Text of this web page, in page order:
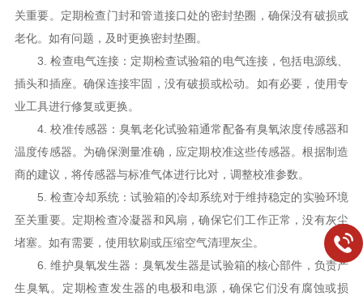
关重要。定期检查门封和管道接口处的密封垫圈，确保没有破损或
老化。如有问题，及时更换密封垫圈。
3. 检查电气连接：定期检查试验箱的电气连接，包括电源线、
插头和插座。确保连接牢固，没有破损或松动。如有必要，使用专
业工具进行修复或更换。
4. 校准传感器：臭氧老化试验箱通常配备有臭氧浓度传感器和
温度传感器。为确保测量准确，应定期校准这些传感器。根据制造
商的建议，将传感器与标准气体进行比对，调整校准参数。
5. 检查冷却系统：试验箱的冷却系统对于维持稳定的实验环境
至关重要。定期检查冷凝器和风扇，确保它们工作正常，没有灰尘
堵塞。如有需要，使用软刷或压缩空气清理灰尘。
6. 维护臭氧发生器：臭氧发生器是试验箱的核心部件，负责产
生臭氧。定期检查发生器的电极和电源，确保它们没有腐蚀或损